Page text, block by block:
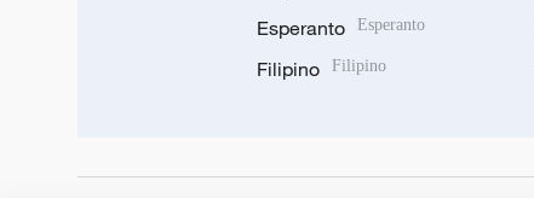
Esperanto Esperanto
Filipino Filipino